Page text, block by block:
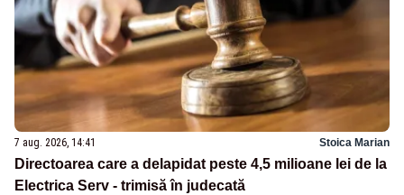
7 aug. 2026, 14:41 Stoica Marian
Directoarea care a delapidat peste 4,5 milioane lei de la
Electrica Serv - trimisă în judecată